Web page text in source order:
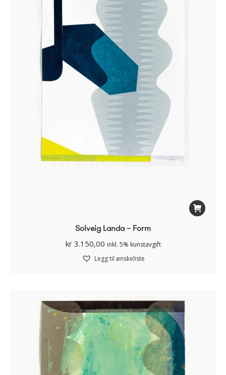
Solveig Landa – Form
kr3.150,00 inkl. 5% kunstavgift
Legg til ønskeliste